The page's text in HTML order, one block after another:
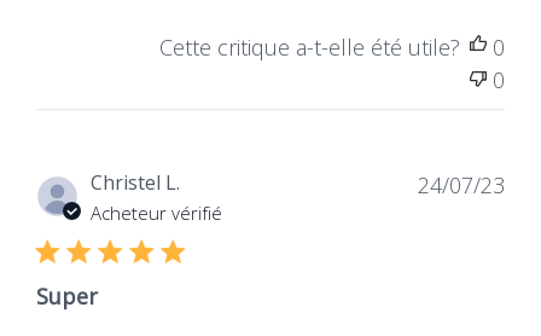
Cette critique a-t-elle été utile?
0
0
Christel L.
Acheteur vérifié
Super
24/07/23